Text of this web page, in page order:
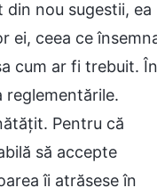
nou sugestii, ea
ei, ceea ce
cum ar fi trebuit. În
reglementările.
Pentru că
să accepte
îi atrăsese în